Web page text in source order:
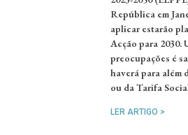
República em
aplicar estarão
Acção para 2030.
preocupações é
haverá para além
ou da Tarifa
LER ARTIGO >